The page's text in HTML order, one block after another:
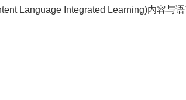
Language Integrated Learning)内容与